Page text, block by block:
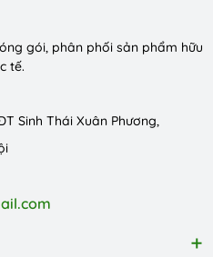
gói, phân phối sản phẩm hữu
tế.
Sinh Thái Xuân Phương,